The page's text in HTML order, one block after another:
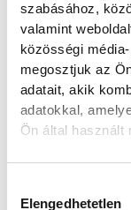
szabásához,
valamint
közösségi
megosztjuk az
adatait, akik
adatokkal,
Ön által használt
Elengedhetetlen
hogy ne
bármilyen
Bahrein
"A fizikális